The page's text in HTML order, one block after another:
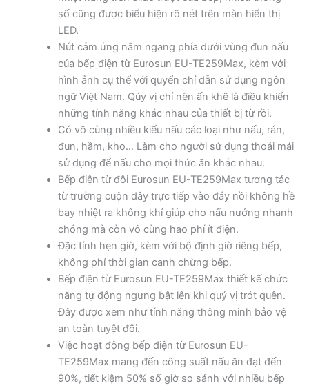
số cũng được biểu hiện rõ nét trên màn hiển thị
LED.
Nút cảm ứng nằm ngang phía dưới vùng đun nấu
của bếp điện từ Eurosun EU-TE259Max, kèm với
hình ảnh cụ thể với quyển chỉ dẫn sử dụng ngôn
ngữ Việt Nam. Qúy vị chỉ nên ấn khẽ là điều khiển
những tính năng khác nhau của thiết bị từ rồi.
Có vô cùng nhiều kiểu nấu các loại như nấu, rán,
đun, hầm, kho… Làm cho người sử dụng thoải mái
sử dụng để nấu cho mọi thức ăn khác nhau.
Bếp điện từ đôi Eurosun EU-TE259Max tương tác
từ trường cuộn dây trực tiếp vào đáy nồi không hề
bay nhiệt ra không khí giúp cho nấu nướng nhanh
chóng mà còn vô cùng hao phí ít điện.
Đặc tính hẹn giờ, kèm với bộ định giờ riêng bếp,
không phí thời gian canh chừng bếp.
Bếp điện từ Eurosun EU-TE259Max thiết kế chức
năng tự động ngưng bật lên khi quý vị trót quên.
Đây được xem như tính năng thông minh bảo vệ
an toàn tuyệt đối.
Việc hoạt động bếp điện từ Eurosun EU-
TE259Max mang đến công suất nấu ăn đạt đến
90%, tiết kiệm 50% số giờ so sánh với nhiều bếp